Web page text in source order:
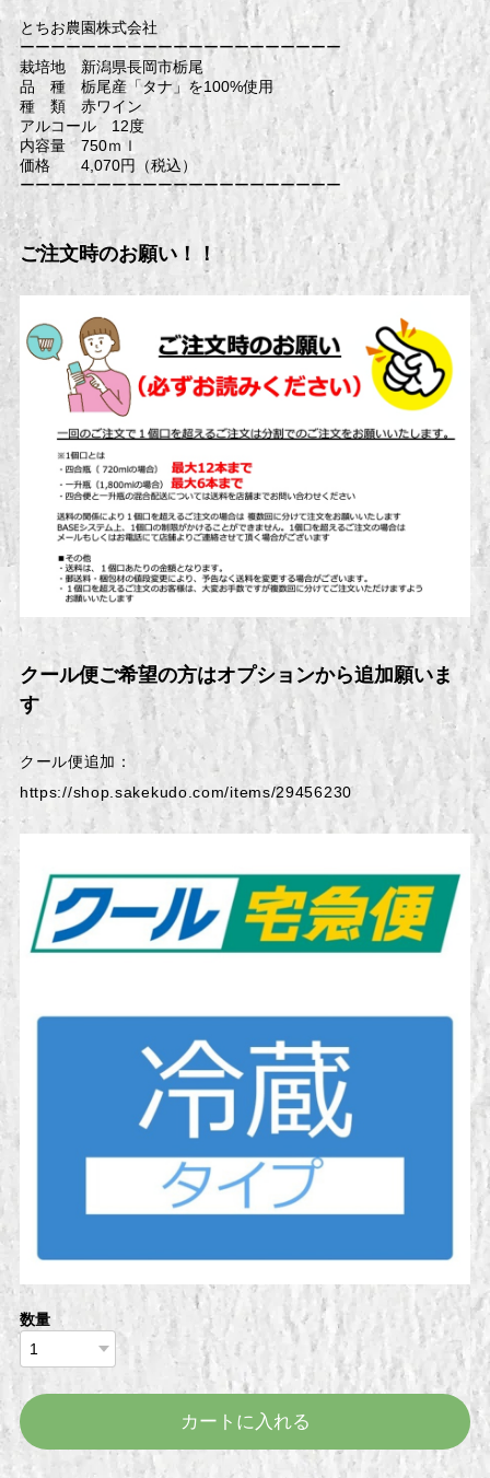
とちお農園株式会社
ーーーーーーーーーーーーーーーーーーーーー
栽培地 新潟県長岡市栃尾
品 種 栃尾産「タナ」を100%使用
種 類 赤ワイン
アルコール 12度
内容量 750ｍｌ
価格 4,070円（税込）
ーーーーーーーーーーーーーーーーーーーーー
ご注文時のお願い！！
クール便ご希望の方はオプションから追加願いま
す
クール便追加：
https://shop.sakekudo.com/items/29456230
数量
カートに入れる